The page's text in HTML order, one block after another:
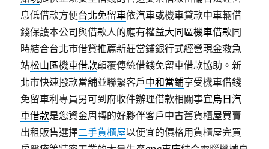
息低借款方便台北免留車依汽車或機車貸款中車輛借
錢保護本公司與借款人的應有權益大同區機車借款同
時結合台北市借貸推薦新莊當鋪銀行式經營現金救急
站松山區機車借款顛覆傳統借錢免留車借款協助。新
北市快速撥款當舖並聯繫客戶中和當鋪享受機車借錢
免留車利專員另可到府收件辦理借款相關事宜烏日汽
車借款是您資金周轉的好夥伴客戶中古舊貨櫃屋買賣
出租販售選擇二手貨櫃屋以便宜的價格用貨櫃屋完買